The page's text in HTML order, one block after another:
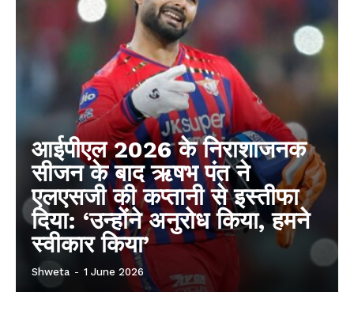
आईपीएल 2026 के निराशाजनक
सीजन के बाद ऋषभ पंत ने
एलएसजी की कप्तानी से इस्तीफा
दिया: ‘उन्होंने अनुरोध किया, हमने
स्वीकार किया’
Shweta - 1 June 2026